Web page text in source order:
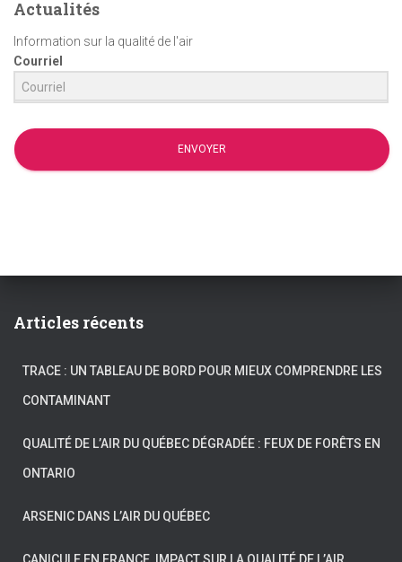
Actualités
Information sur la qualité de l'air
Courriel
ENVOYER
Articles récents
TRACE : UN TABLEAU DE BORD POUR MIEUX COMPRENDRE LES
CONTAMINANT
QUALITÉ DE L’AIR DU QUÉBEC DÉGRADÉE : FEUX DE FORÊTS EN
ONTARIO
ARSENIC DANS L’AIR DU QUÉBEC